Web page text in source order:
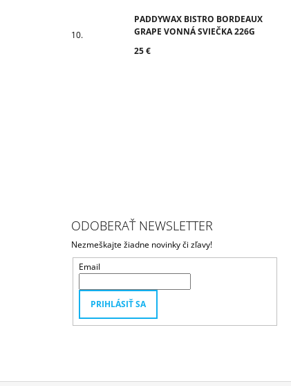
PADDYWAX BISTRO BORDEAUX
GRAPE VONNÁ SVIEČKA 226G
25 €
ODOBERAŤ NEWSLETTER
Nezmeškajte žiadne novinky či zľavy!
Email
PRIHLÁSIŤ SA